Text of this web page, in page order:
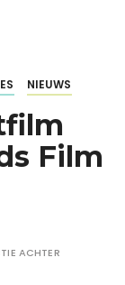
NIEUWS
Film
ACHTER